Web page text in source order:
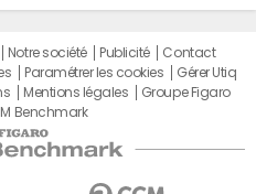
Notre société Publicité
Contact
Paramétrer les cookies
Gérer Utiq
Mentions légales
Groupe Figaro
Benchmark